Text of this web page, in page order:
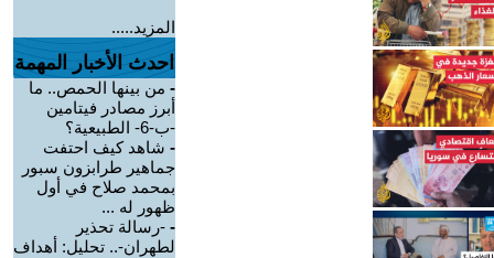
المزيد.....
احدث الأخبار المهمة
- من بينها الحمص.. ما
أبرز مصادر فيتامين
-ب-6- الطبيعية؟
- شاهد كيف احتفت
جماهير طرابزون سبور
بمحمد صلاح في أول
ظهور له ...
- -رسالة تحذير
لطهران-.. تحليل: أهداف